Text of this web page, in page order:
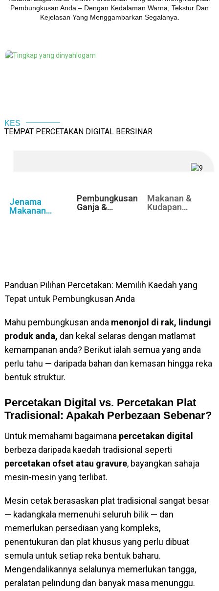
Pembungkusan Anda – Dengan Kedalaman Warna, Tekstur Dan
Kejelasan Yang Menggambarkan Segalanya.
KES
TEMPAT PERCETAKAN DIGITAL BERSINAR
Jenama
Makanan
Pembungkusan
Ganja &
Makanan &
Kudapan
Panduan Pilihan Percetakan: Memilih Kaedah yang
Tepat untuk Pembungkusan Anda
Mahu pembungkusan anda menonjol di rak, lindungi
produk anda, dan kekal selaras dengan matlamat
kemampanan anda? Berikut ialah semua yang anda
perlu tahu — daripada bahan dan kemasan hingga reka
bentuk struktur.
Percetakan Digital vs. Percetakan Plat
Tradisional: Apakah Perbezaan Sebenar?
Untuk memahami bagaimana percetakan digital
berbeza daripada kaedah tradisional seperti
percetakan ofset atau gravure, bayangkan sahaja
mesin-mesin yang terlibat.
Mesin cetak berasaskan plat tradisional sangat besar
— ​​kadangkala memenuhi seluruh bilik — dan
memerlukan persediaan yang kompleks,
penentukuran dan plat khusus yang perlu dibuat
semula untuk setiap reka bentuk baharu.
Mengendalikannya selalunya memerlukan tangga,
peralatan pelindung dan banyak masa menunggu.